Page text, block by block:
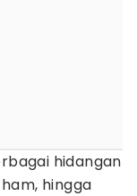
hidangan
hingga